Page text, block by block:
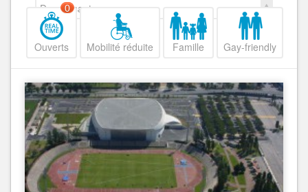
Decroissant
Ouverts
0
Mobilité réduite Famille Gay-friendly